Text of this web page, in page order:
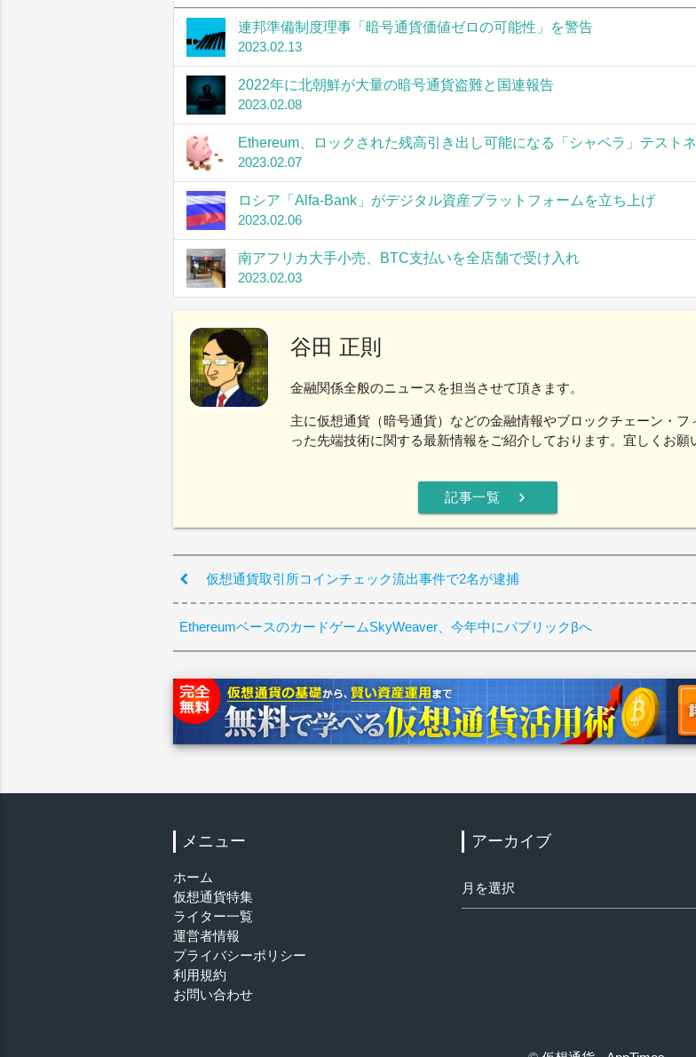
連邦準備制度理事「暗号通貨価値ゼロの可能性」を警告
2023.02.13
2022年に北朝鮮が大量の暗号通貨盗難と国連報告
2023.02.08
Ethereum、ロックされた残高引き出し可能になる「シャペラ」テスト
2023.02.07
ロシア「Alfa-Bank」がデジタル資産プラットフォームを立ち上げ
2023.02.06
南アフリカ大手小売、BTC支払いを全店舗で受け入れ
2023.02.03
谷田 正則
金融関係全般のニュースを担当させて頂きます。
主に仮想通貨（暗号通貨）などの金融情報やブロックチェーン・フ
った先端技術に関する最新情報をご紹介しております。宜しくお願
記事一覧 chevron_right
仮想通貨取引所コインチェック流出事件で2名が逮捕
EthereumベースのカードゲームSkyWeaver、今年中にパブリックβへ
メニュー
ホーム
仮想通貨特集
ライター一覧
運営者情報
プライバシーポリシー
利用規約
お問い合わせ
アーカイブ
ー
カ